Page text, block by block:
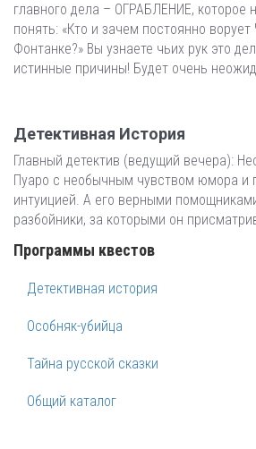
главного дела – ОГРАБЛЕНИЕ, которое
понять: «Кто и зачем постоянно
Фонтанке?» Вы узнаете чьих рук это
истинные причины! Будет очень
Детективная История
Главный детектив (ведущий вечера):
Пуаро с необычным чувством юмора и
интуицией. А его верными
разбойники, за которыми он
Программы квестов
Детективная история
Особняк-убийца
Тайна русской сказки
Общий каталог